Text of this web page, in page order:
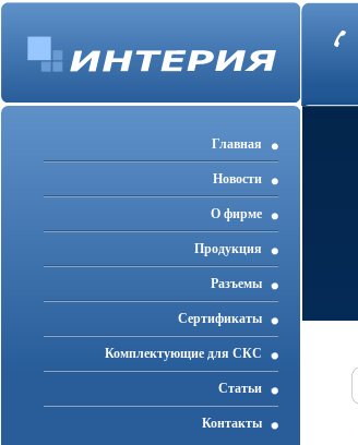
Главная
Новости
О фирме
Продукция
Разъемы
Cертификаты
Комплектующие для СКС
Статьи
Контакты